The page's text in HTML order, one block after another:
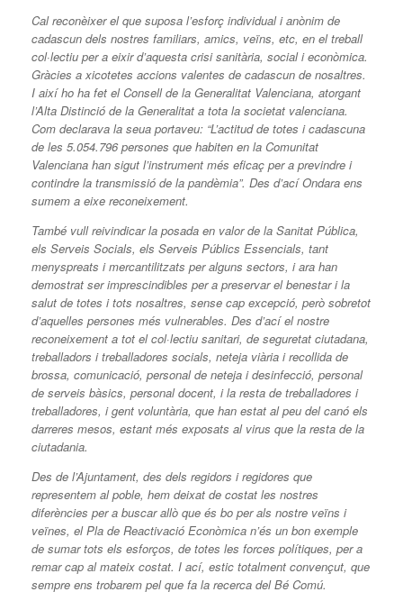
Cal reconèixer el que suposa l’esforç individual i anònim de
cadascun dels nostres familiars, amics, veïns, etc, en el treball
col·lectiu per a eixir d’aquesta crisi sanitària, social i econòmica.
Gràcies a xicotetes accions valentes de cadascun de nosaltres.
I així ho ha fet el Consell de la Generalitat Valenciana, atorgant
l’Alta Distinció de la Generalitat a tota la societat valenciana.
Com declarava la seua portaveu: “L’actitud de totes i cadascuna
de les 5.054.796 persones que habiten en la Comunitat
Valenciana han sigut l’instrument més eficaç per a previndre i
contindre la transmissió de la pandèmia”. Des d’ací Ondara ens
sumem a eixe reconeixement.
També vull reivindicar la posada en valor de la Sanitat Pública,
els Serveis Socials, els Serveis Públics Essencials, tant
menyspreats i mercantilitzats per alguns sectors, i ara han
demostrat ser imprescindibles per a preservar el benestar i la
salut de totes i tots nosaltres, sense cap excepció, però sobretot
d’aquelles persones més vulnerables. Des d’ací el nostre
reconeixement a tot el col·lectiu sanitari, de seguretat ciutadana,
treballadors i treballadores socials, neteja viària i recollida de
brossa, comunicació, personal de neteja i desinfecció, personal
de serveis bàsics, personal docent, i la resta de treballadores i
treballadores, i gent voluntària, que han estat al peu del canó els
darreres mesos, estant més exposats al virus que la resta de la
ciutadania.
Des de l’Ajuntament, des dels regidors i regidores que
representem al poble, hem deixat de costat les nostres
diferències per a buscar allò que és bo per als nostre veïns i
veïnes, el Pla de Reactivació Econòmica n’és un bon exemple
de sumar tots els esforços, de totes les forces polítiques, per a
remar cap al mateix costat. I ací, estic totalment convençut, que
sempre ens trobarem pel que fa la recerca del Bé Comú.